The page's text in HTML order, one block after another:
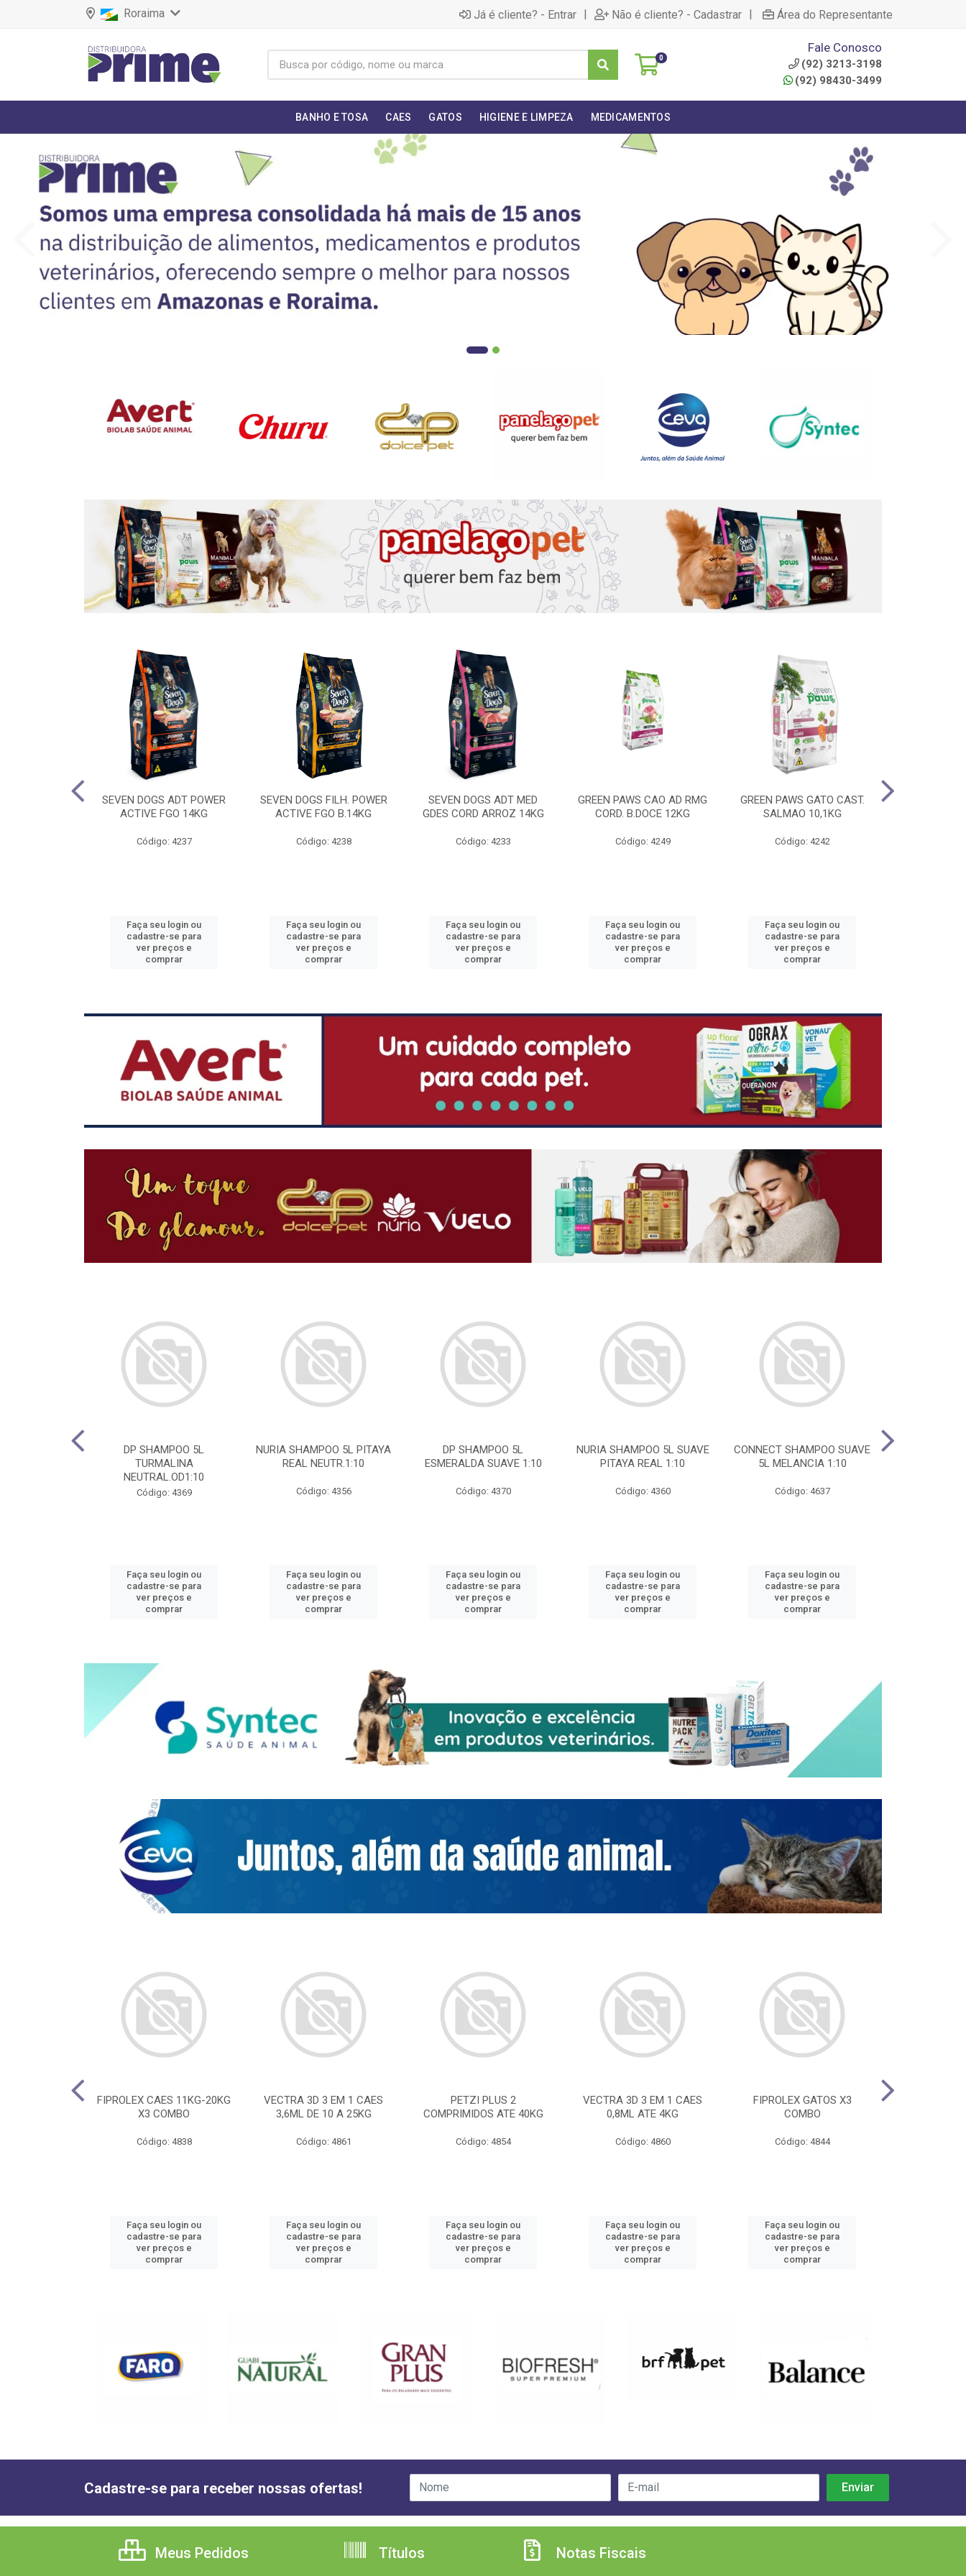
Roraima Já é cliente? - Entrar | Não é cliente? - Cadastrar | Área do Representante
0
Fale Conosco
(92) 3213-3198
(92) 98430-3499
BANHO E TOSA CAES GATOS HIGIENE E LIMPEZA MEDICAMENTOS
SEVEN DOGS ADT POWER
ACTIVE FGO 14KG
Código: 4237
Faça seu login ou
cadastre-se para
ver preços e
comprar
SEVEN DOGS FILH. POWER
ACTIVE FGO B.14KG
Código: 4238
Faça seu login ou
cadastre-se para
ver preços e
comprar
SEVEN DOGS ADT MED
GDES CORD ARROZ 14KG
Código: 4233
Faça seu login ou
cadastre-se para
ver preços e
comprar
GREEN PAWS CAO AD RMG
CORD. B.DOCE 12KG
Código: 4249
Faça seu login ou
cadastre-se para
ver preços e
comprar
GREEN PAWS GATO CAST.
SALMAO 10,1KG
Código: 4242
Faça seu login ou
cadastre-se para
ver preços e
comprar
DP SHAMPOO 5L
TURMALINA
NEUTRAL.OD1:10
Código: 4369
Faça seu login ou
cadastre-se para
ver preços e
comprar
NURIA SHAMPOO 5L PITAYA
REAL NEUTR.1:10
Código: 4356
Faça seu login ou
cadastre-se para
ver preços e
comprar
DP SHAMPOO 5L
ESMERALDA SUAVE 1:10
Código: 4370
Faça seu login ou
cadastre-se para
ver preços e
comprar
NURIA SHAMPOO 5L SUAVE
PITAYA REAL 1:10
Código: 4360
Faça seu login ou
cadastre-se para
ver preços e
comprar
CONNECT SHAMPOO SUAVE
5L MELANCIA 1:10
Código: 4637
Faça seu login ou
cadastre-se para
ver preços e
comprar
FIPROLEX CAES 11KG-20KG
X3 COMBO
Código: 4838
Faça seu login ou
cadastre-se para
ver preços e
comprar
VECTRA 3D 3 EM 1 CAES
3,6ML DE 10 A 25KG
Código: 4861
Faça seu login ou
cadastre-se para
ver preços e
comprar
PETZI PLUS 2
COMPRIMIDOS ATE 40KG
Código: 4854
Faça seu login ou
cadastre-se para
ver preços e
comprar
VECTRA 3D 3 EM 1 CAES
0,8ML ATE 4KG
Código: 4860
Faça seu login ou
cadastre-se para
ver preços e
comprar
FIPROLEX GATOS X3
COMBO
Código: 4844
Faça seu login ou
cadastre-se para
ver preços e
comprar
Cadastre-se para receber nossas ofertas!
Meus Pedidos Títulos Notas Fiscais